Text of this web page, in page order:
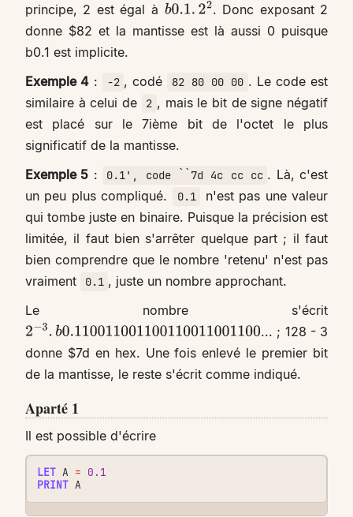
principe, 2 est égal à b0.1.22 . Donc exposant 2
donne $82 et la mantisse est là aussi 0 puisque
b0.1 est implicite.
Exemple 4 : -2 , codé 82 80 00 00 . Le code est
similaire à celui de
2 , mais le bit de signe négatif
est placé sur le 7ième bit de l'octet le plus
significatif de la mantisse.
Exemple 5 : 0.1', code ``7d 4c cc cc . Là, c'est
un peu plus compliqué.
0.1
n'est pas une valeur
qui tombe juste en binaire. Puisque la précision est
limitée, il faut bien s'arrêter quelque part ; il faut
bien comprendre que le nombre 'retenu' n'est pas
vraiment
0.1 , juste un nombre approchant.
Le nombre s'écrit
2
3. b0.110011001100110011001100
... ; 128 - 3
donne $7d en hex. Une fois enlevé le premier bit
de la mantisse, le reste s'écrit comme indiqué.
Aparté 1
Il est possible d'écrire
LET A = 0.1
PRINT A